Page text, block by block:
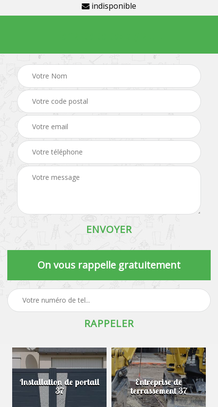
indisponible
On vous rappelle gratuitement
Installation de portail
37
Entreprise de
terrassement 37